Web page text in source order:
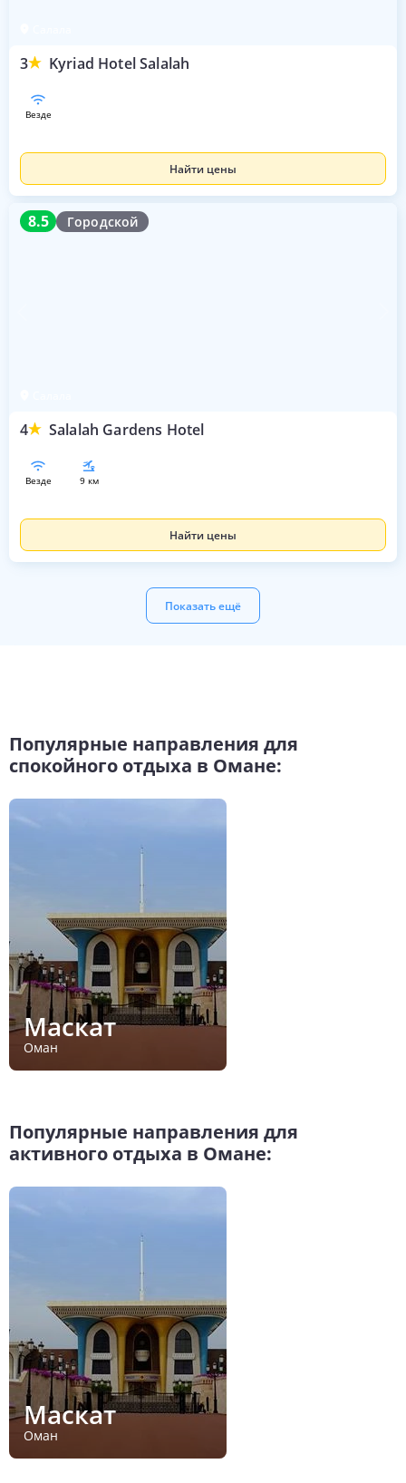
3 Kyriad Hotel Salalah
везде
Найти цены
8.5 Городской
4 Salalah Gardens Hotel
8.5
везде 9 км
Найти цены
Показать ещё
Популярные направления для
спокойного отдыха в Омане:
Маскат
Оман
Популярные направления для
активного отдыха в Омане:
Маскат
Оман